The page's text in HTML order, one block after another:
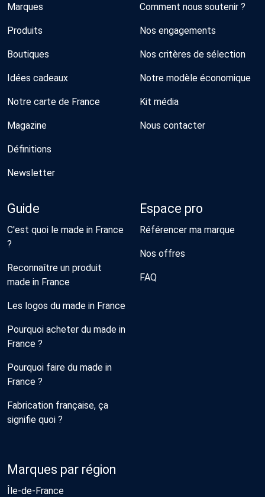
Marques
Produits
Boutiques
Idées cadeaux
Notre carte de France
Magazine
Définitions
Newsletter
Comment nous soutenir ?
Nos engagements
Nos critères de sélection
Notre modèle économique
Kit média
Nous contacter
Guide
C'est quoi le made in France
?
Reconnaître un produit
made in France
Les logos du made in France
Pourquoi acheter du made in
France ?
Pourquoi faire du made in
France ?
Fabrication française, ça
signifie quoi ?
Espace pro
Référencer ma marque
Nos offres
FAQ
Marques par région
Île-de-France